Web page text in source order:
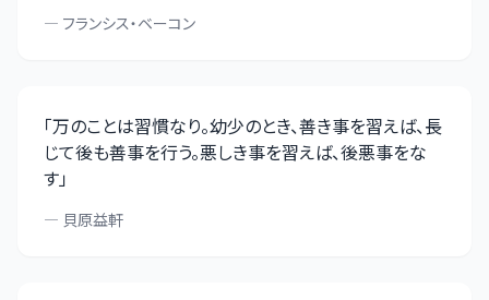
— フランシス・ベーコン
「万のことは習慣なり。幼少のとき、善き事を習えば、長
じて後も善事を行う。悪しき事を習えば、後悪事をな
す」
— 貝原益軒